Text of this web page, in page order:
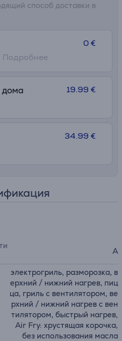
способ доставки в
0 €
Подробнее
дома 19.99 €
34.99 €
A
электрогриль, pазморозка, в
ерхний / нижний нагрев, пиц
ца, гриль с вентилятором, ве
рхний / нижний нагрев с вен
тилятором, быстрый нагрев,
Air Fry: хрустящая корочка,
без использования масла